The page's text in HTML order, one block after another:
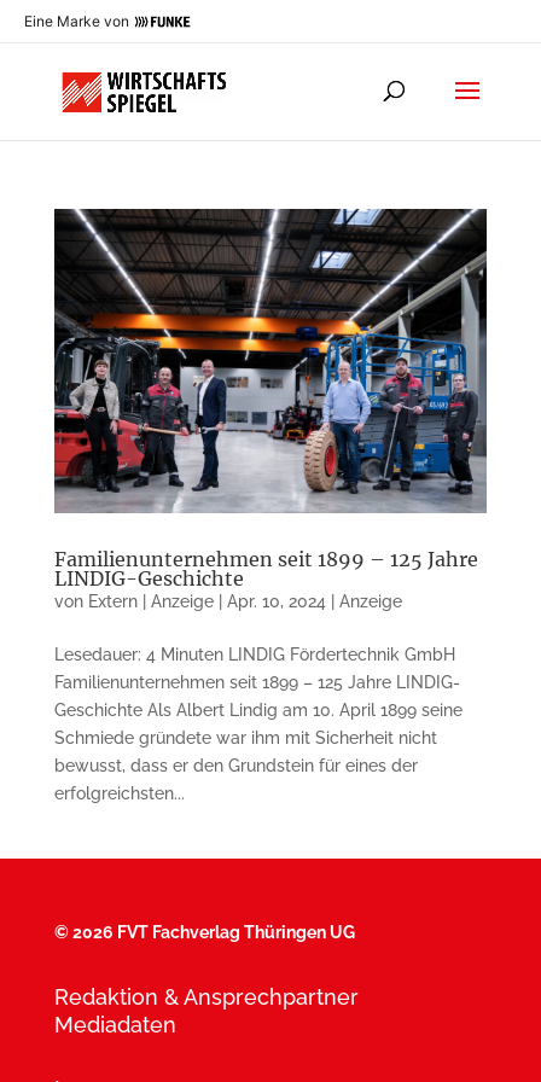
Eine Marke von
Familienunternehmen seit 1899 – 125 Jahre
LINDIG-Geschichte
von Extern | Anzeige| Apr. 10, 2024| Anzeige
Lesedauer: 4 Minuten LINDIG Fördertechnik GmbH
Familienunternehmen seit 1899 – 125 Jahre LINDIG-
Geschichte Als Albert Lindig am 10. April 1899 seine
Schmiede gründete war ihm mit Sicherheit nicht
bewusst, dass er den Grundstein für eines der
erfolgreichsten...
©2026 FVT Fachverlag Thüringen UG
Redaktion & Ansprechpartner
Mediadaten